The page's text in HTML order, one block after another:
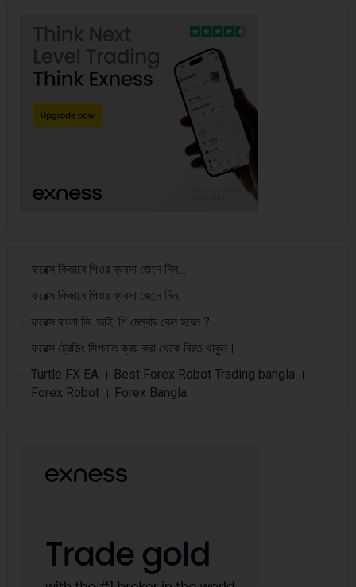
ফরেক্স কিভাবে পিওর ব্যবসা জেনে নিন…
ফরেক্স কিভাবে পিওর ব্যবসা জেনে নিন.
ফরেক্স বাংলা ভি .আই. পি মেম্বার কেন হবেন ?
ফরেক্স ট্রেডিং সিগনাল ক্রয় করা থেকে বিরত থাকুন।
Turtle FX EA । Best Forex Robot Trading bangla ।
Forex Robot । Forex Bangla